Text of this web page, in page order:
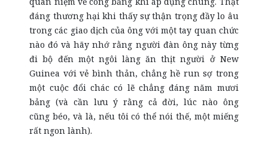
đáng thương hại khi thấy sự thận trọng đầy lo âu
trong các giao dịch của ông với một tay quan chức
nào đó và hãy nhớ rằng người đàn ông này từng
đi bộ đến một ngôi làng ăn thịt người ở New
Guinea với vẻ bình thản, chẳng hề run sợ trong
một cuộc đổi chác có lẽ chẳng đáng năm mươi
bảng(và cần lưu ý rằng cả đời, lúc nào ông
cũng béo, và là, nếu tôi có thể nói thế, một miếng
rất ngon lành).